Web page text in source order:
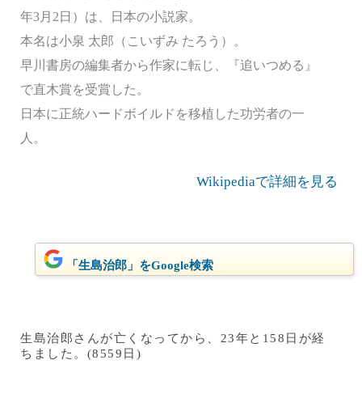
年3月2日）は、日本の小説家。
本名は小泉 太郎（こいずみ たろう）。
早川書房の編集者から作家に転じ、『追いつめる』
で直木賞を受賞した。
日本に正統ハードボイルドを移植した功労者の一
人。
Wikipediaで詳細を見る
「生島治郎」をGoogle検索
生島治郎さんが亡くなってから、23年と158日が経
ちました。(8559日)